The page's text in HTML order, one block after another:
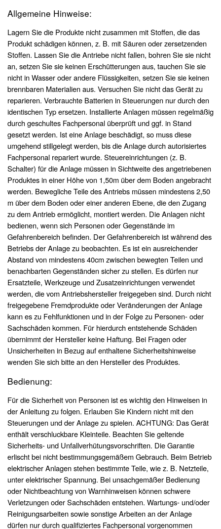
Allgemeine Hinweise:
Lagern Sie die Produkte nicht zusammen mit Stoffen, die das
Produkt schädigen können, z. B. mit Säuren oder zersetzenden
Stoffen. Lassen Sie die Antriebe nicht fallen, bohren Sie sie nicht
an, setzen Sie sie keinen Erschütterungen aus, tauchen Sie sie
nicht in Wasser oder andere Flüssigkeiten, setzen Sie sie keinen
brennbaren Materialien aus. Versuchen Sie nicht das Gerät zu
reparieren. Verbrauchte Batterien in Steuerungen nur durch den
identischen Typ ersetzen. Installierte Anlagen müssen regelmäßig
durch geschultes Fachpersonal überprüft und ggf. in Stand
gesetzt werden. Ist eine Anlage beschädigt, so muss diese
umgehend stillgelegt werden, bis die Anlage durch autorisiertes
Fachpersonal repariert wurde. Steuereinrichtungen (z. B.
Schalter) für die Anlage müssen in Sichtweite des angetriebenen
Produktes in einer Höhe von 1,50m über dem Boden angebracht
werden. Bewegliche Teile des Antriebs müssen mindestens 2,50
m über dem Boden oder einer anderen Ebene, die den Zugang
zu dem Antrieb ermöglicht, montiert werden. Die Anlagen nicht
bedienen, wenn sich Personen oder Gegenstände im
Gefahrenbereich befinden. Der Gefahrenbereich ist während des
Betriebs der Anlage zu beobachten. Es ist ein ausreichender
Abstand von mindestens 40cm zwischen bewegten Teilen und
benachbarten Gegenständen sicher zu stellen. Es dürfen nur
Ersatzteile, Werkzeuge und Zusatzeinrichtungen verwendet
werden, die vom Antriebshersteller freigegeben sind. Durch nicht
freigegebene Fremdprodukte oder Veränderungen der Anlage
kann es zu Fehlfunktionen und in der Folge zu Personen- oder
Sachschäden kommen. Für hierdurch entstehende Schäden
übernimmt der Hersteller keine Haftung. Bei Fragen oder
Unsicherheiten in Bezug auf enthaltene Sicherheitshinweise
wenden Sie sich bitte an den Hersteller des Produktes.
Bedienung:
Für die Sicherheit von Personen ist es wichtig den Hinweisen in
der Anleitung zu folgen. Erlauben Sie Kindern nicht mit den
Steuerungen und der Anlage zu spielen. ACHTUNG: Das Gerät
enthält verschluckbare Kleinteile. Beachten Sie geltende
Sicherheits- und Unfallverhütungsvorschriften. Die Garantie
erlischt bei nicht bestimmungsgemäßem Gebrauch. Beim Betrieb
elektrischer Anlagen stehen bestimmte Teile, wie z. B. Netzteile,
unter elektrischer Spannung. Bei unsachgemäßer Bedienung
oder Nichtbeachtung von Warnhinweisen können schwere
Verletzungen oder Sachschäden entstehen. Wartungs- und/oder
Reinigungsarbeiten sowie sonstige Arbeiten an der Anlage
dürfen nur durch qualifiziertes Fachpersonal vorgenommen